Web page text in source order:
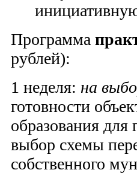
Программа
рублей):
1 неделя: на
готовности
образования
выбор схемы
собственного